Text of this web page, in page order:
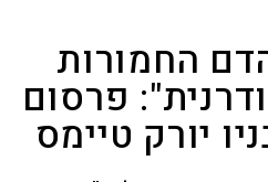
החמורות
פרסום
יורק טיימס